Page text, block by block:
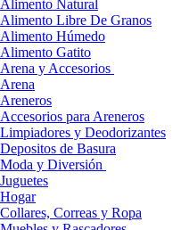
Alimento Natural
Alimento Libre De Granos
Alimento Húmedo
Alimento Gatito
Arena y Accesorios
Arena
Areneros
Accesorios para Areneros
Limpiadores y Deodorizantes
Depositos de Basura
Moda y Diversión
Juguetes
Hogar
Collares, Correas y Ropa